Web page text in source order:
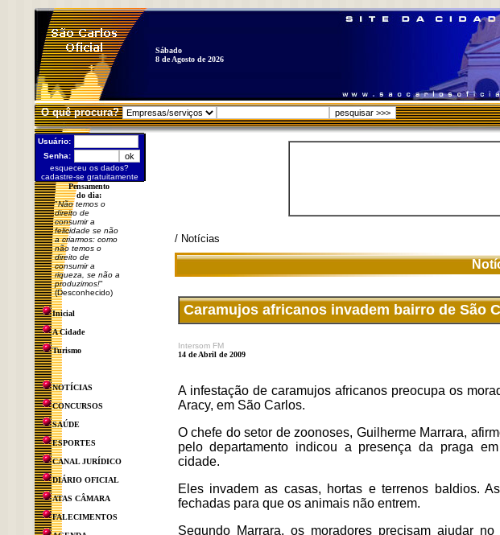
Sábado
8 de Agosto de 2026
O quê procura?
Usuário:
Senha:
esqueceu os dados?
cadastre-se gratuitamente
Pensamento
do dia:
"Não temos o
direito de
consumir a
felicidade se não
a criarmos: como
não temos o
direito de
consumir a
riqueza, se não a
produzimos!"
(Desconhecido)
Inicial
A Cidade
Turismo
NOTÍCIAS
CONCURSOS
SAÚDE
ESPORTES
CANAL JURÍDICO
DIÁRIO OFICIAL
ATAS CÂMARA
FALECIMENTOS
/ Notícias
Caramujos africanos invadem bairro de São
Intersom FM
14 de Abril de 2009
A infestação de caramujos africanos preocupa os
Aracy, em São Carlos.
O chefe do setor de zoonoses, Guilherme Marrara,
pelo departamento indicou a presença da praga
cidade.
Eles invadem as casas, hortas e terrenos baldios.
fechadas para que os animais não entrem.
Segundo Marrara, os moradores precisam ajudar